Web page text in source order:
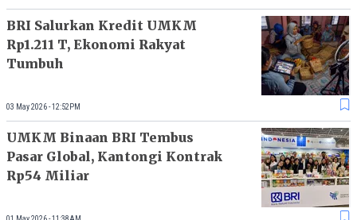
BRI Salurkan Kredit UMKM
Rp1.211 T, Ekonomi Rakyat
Tumbuh
03 May 2026 - 12:52PM
UMKM Binaan BRI Tembus
Pasar Global, Kantongi Kontrak
Rp54 Miliar